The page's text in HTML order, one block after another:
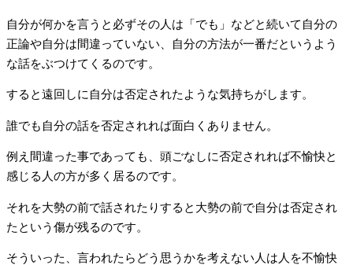
自分が何かを言うと必ずその人は「でも」などと続いて自分の
正論や自分は間違っていない、自分の方法が一番だというよう
な話をぶつけてくるのです。
すると遠回しに自分は否定されたような気持ちがします。
誰でも自分の話を否定されれば面白くありません。
例え間違った事であっても、頭ごなしに否定されれば不愉快と
感じる人の方が多く居るのです。
それを大勢の前で話されたりすると大勢の前で自分は否定され
たという傷が残るのです。
そういった、言われたらどう思うかを考えない人は人を不愉快